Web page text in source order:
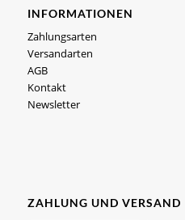
INFORMATIONEN
Zahlungsarten
Versandarten
AGB
Kontakt
Newsletter
ZAHLUNG UND VERSAND